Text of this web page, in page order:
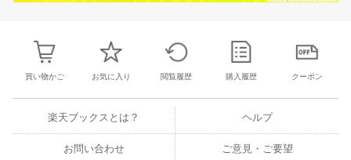
買い物かご お気に入り 閲覧履歴 購入履歴 クーポン
楽天ブックスとは？ ヘルプ
お問い合わせ ご意見・ご要望